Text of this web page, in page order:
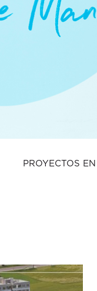
PROYECTOS